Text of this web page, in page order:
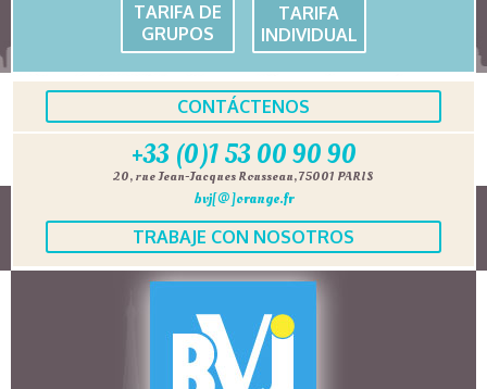
TARIFA DE
GRUPOS
TARIFA
INDIVIDUAL
CONTÁCTENOS
+33 (0)1 53 00 90 90
20, rue Jean-Jacques Rousseau, 75001 PARIS
bvj[@]orange.fr
TRABAJE CON NOSOTROS